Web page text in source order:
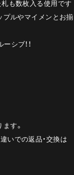
も数枚入る使用です
ルやマイメンとお揃
シブ！！
す。
いでの返品・交換は